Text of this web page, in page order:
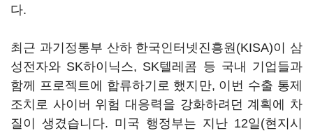
다.
최근 과기정통부 산하 한국인터넷진흥원(KISA)이 삼
성전자와 SK하이닉스, SK텔레콤 등 국내 기업들과
함께 프로젝트에 합류하기로 했지만, 이번 수출 통제
조치로 사이버 위험 대응력을 강화하려던 계획에 차
질이 생겼습니다. 미국 행정부는 지난 12일(현지시